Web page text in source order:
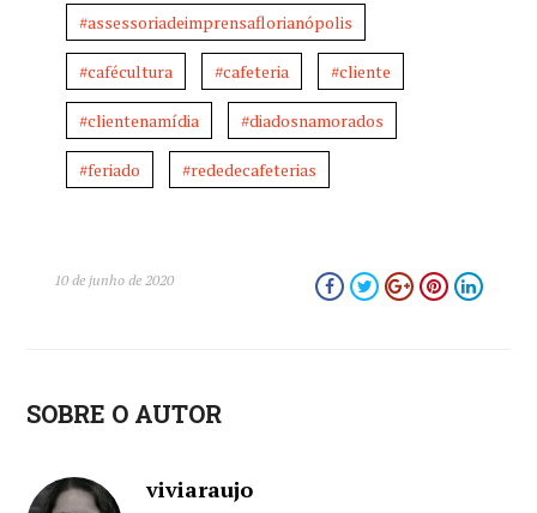
#assessoriadeimprensaflorianópolis
#cafécultura #cafeteria #cliente
#clientenamídia #diadosnamorados
#feriado #rededecafeterias
10 de junho de 2020
SOBRE O AUTOR
viviaraujo